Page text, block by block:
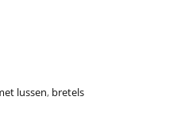
lussen, bretels